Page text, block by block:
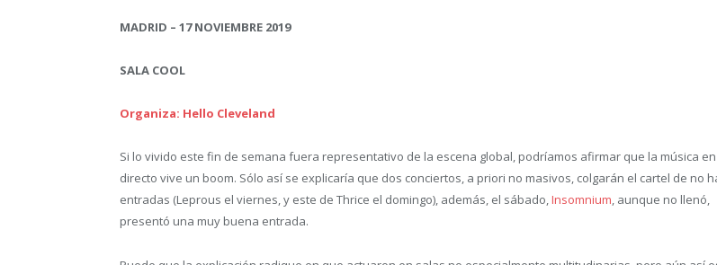
MADRID – 17 NOVIEMBRE 2019
SALA COOL
Organiza: Hello Cleveland
Si lo vivido este fin de semana fuera representativo de la escena global, podríamos afirmar que la música en
directo vive un boom. Sólo así se explicaría que dos conciertos, a priori no masivos, colgarán el cartel de no
entradas (Leprous el viernes, y este de Thrice el domingo), además, el sábado,Insomnium, aunque no llenó,
presentó una muy buena entrada.